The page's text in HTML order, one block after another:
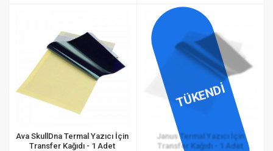
Ava SkullDna Termal Yazıcı İçin
Transfer Kağıdı - 1 Adet
TÜKENDİ
Janus Termal Yazıcı İçin
Transfer Kağıdı - 1 Adet